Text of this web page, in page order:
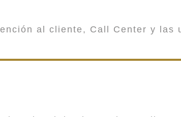
al cliente, Call Center y las